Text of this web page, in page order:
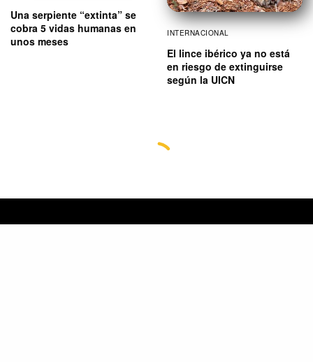
Una serpiente “extinta” se
cobra 5 vidas humanas en
unos meses
INTERNACIONAL
El lince ibérico ya no está
en riesgo de extinguirse
según la UICN